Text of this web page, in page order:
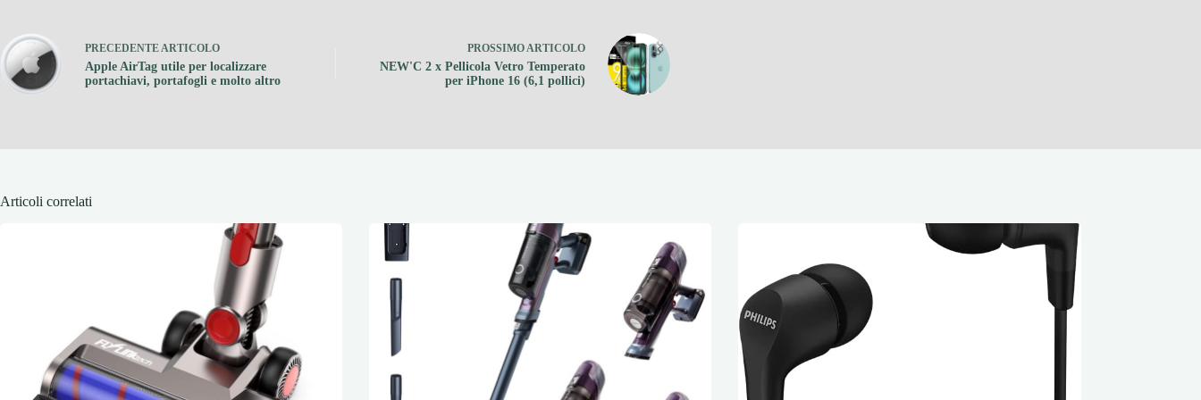
PRECEDENTEARTICOLO
Apple AirTag utile per localizzare
portachiavi, portafogli e molto altro
PROSSIMOARTICOLO
NEW'C 2 x Pellicola Vetro Temperato
per iPhone 16 (6,1 pollici)
Articoli correlati